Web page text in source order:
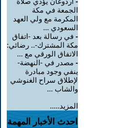
الجمعة في مكة
المكرمة مع ولي العهد
السعودي ...
- في رسالة بعد -اتفاق
مكة المشترك-.. رضائي:
الاتفاق الورقي مع ...
- مصدر في -النهضة-
ينفي وجود مبادرة
لإطلاق سراح الغنوشي
والشاب ...
المزيد.....
احدث الأخبار المهمة